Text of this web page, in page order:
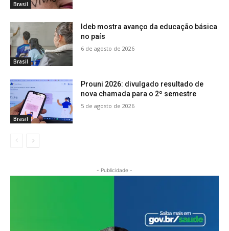
Brasil
Brasil
Ideb mostra avanço da educação básica
no país
6 de agosto de 2026
Brasil
Prouni 2026: divulgado resultado de
nova chamada para o 2º semestre
5 de agosto de 2026
- Publicidade -